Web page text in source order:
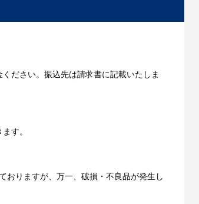
ださい。振込先は請求書に記載いたしま
す。
おりますが、万一、破損・不良品が発生し